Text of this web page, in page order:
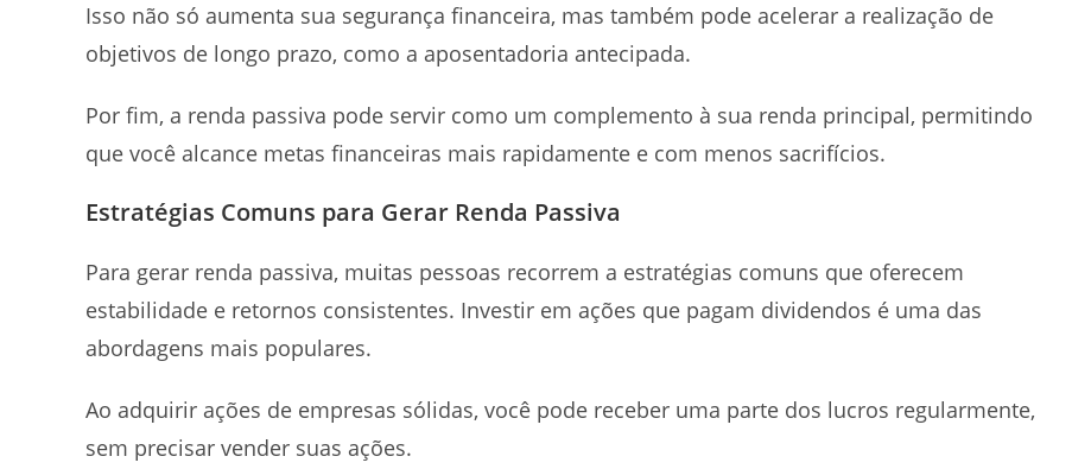
Isso não só aumenta sua segurança financeira, mas também pode acelerar a realização de
objetivos de longo prazo, como a aposentadoria antecipada.
Por fim, a renda passiva pode servir como um complemento à sua renda principal, permitindo
que você alcance metas financeiras mais rapidamente e com menos sacrifícios.
Estratégias Comuns para Gerar Renda Passiva
Para gerar renda passiva, muitas pessoas recorrem a estratégias comuns que oferecem
estabilidade e retornos consistentes. Investir em ações que pagam dividendos é uma das
abordagens mais populares.
Ao adquirir ações de empresas sólidas, você pode receber uma parte dos lucros regularmente,
sem precisar vender suas ações.